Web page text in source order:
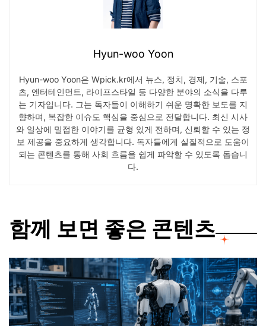
Hyun-woo Yoon
Hyun-woo Yoon은 Wpick.kr에서 뉴스, 정치, 경제, 기술, 스포
츠, 엔터테인먼트, 라이프스타일 등 다양한 분야의 소식을 다루
는 기자입니다. 그는 독자들이 이해하기 쉬운 명확한 보도를 지
향하며, 복잡한 이슈도 핵심을 중심으로 전달합니다. 최신 시사
와 일상에 밀접한 이야기를 균형 있게 전하며, 신뢰할 수 있는 정
보 제공을 중요하게 생각합니다. 독자들에게 실질적으로 도움이
되는 콘텐츠를 통해 사회 흐름을 쉽게 파악할 수 있도록 돕습니
다.
함께 보면 좋은 콘텐츠